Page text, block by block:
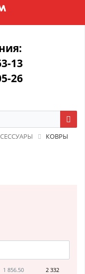
13
26
КОВРЫ
1 856.50 2 332